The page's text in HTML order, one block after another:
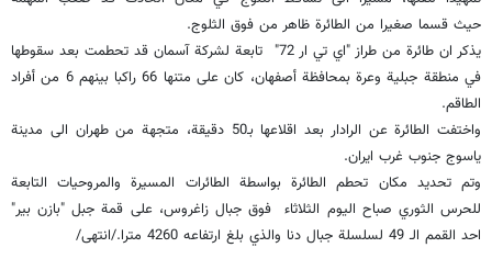
حيث قسما صغيرا من الطائرة ظاهر من فوق الثلوج.
يذكر ان طائرة من طراز "اي تي ار 72" تابعة لشركة آسمان قد تحطمت بعد سقوطها
في منطقة جبلية وعرة بمحافظة أصفهان، كان على متنها 66 راكبا بينهم 6 من أفراد
الطاقم.
واختفت الطائرة عن الرادار بعد اقلاعها بـ50 دقيقة، متجهة من طهران الى مدينة
یاسوج جنوب غرب ايران.
وتم تحديد مكان تحطم الطائرة بواسطة الطائرات المسيرة والمروحيات التابعة
للحرس الثوري صباح اليوم الثلاثاء فوق جبال زاغروس، على قمة جبل "بازن بير"
احد القمم الـ 49 لسلسلة جبال دنا والذي بلغ ارتفاعه 4260 مترا./انتهى/